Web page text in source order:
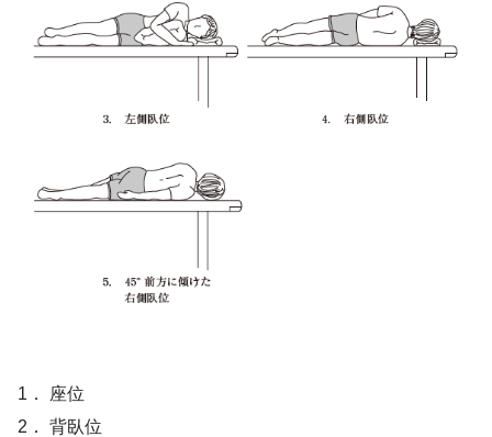
1． 座位
2． 背臥位